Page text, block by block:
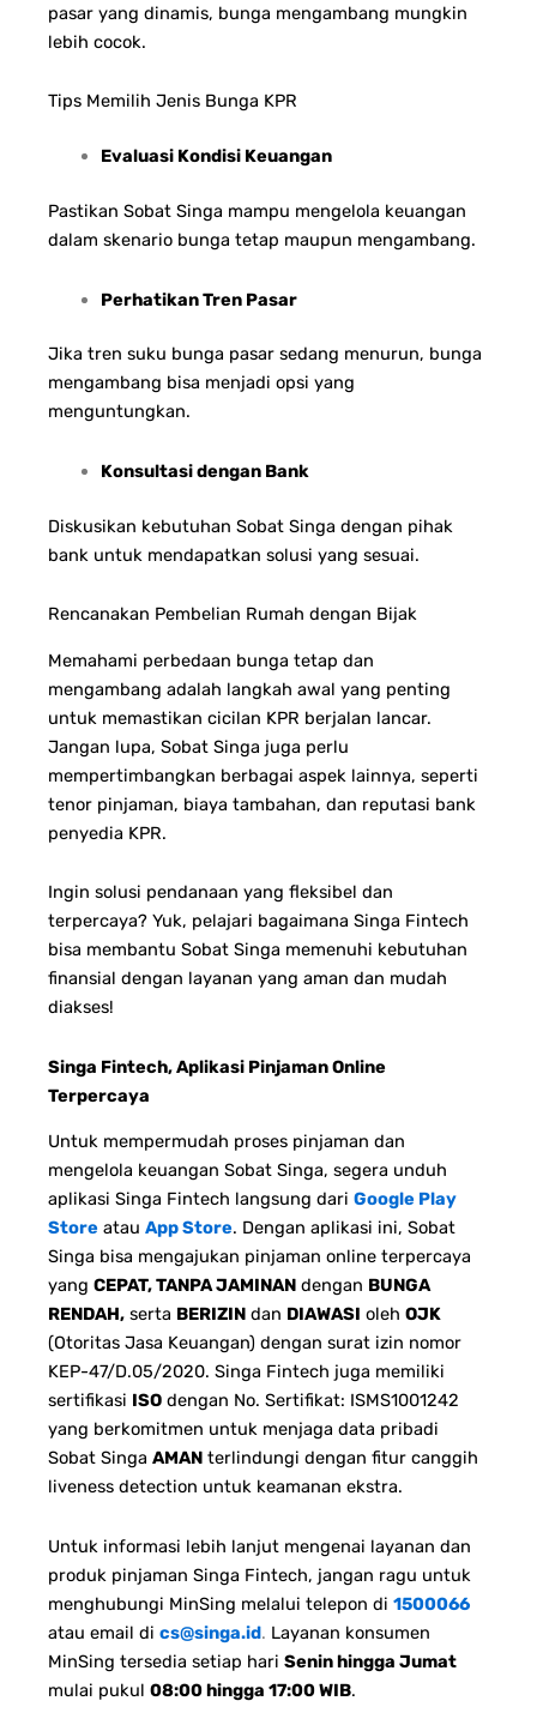
pasar yang dinamis, bunga mengambang mungkin
lebih cocok.
Tips Memilih Jenis Bunga KPR
Evaluasi Kondisi Keuangan
Pastikan Sobat Singa mampu mengelola keuangan
dalam skenario bunga tetap maupun mengambang.
Perhatikan Tren Pasar
Jika tren suku bunga pasar sedang menurun, bunga
mengambang bisa menjadi opsi yang
menguntungkan.
Konsultasi dengan Bank
Diskusikan kebutuhan Sobat Singa dengan pihak
bank untuk mendapatkan solusi yang sesuai.
Rencanakan Pembelian Rumah dengan Bijak
Memahami perbedaan bunga tetap dan
mengambang adalah langkah awal yang penting
untuk memastikan cicilan KPR berjalan lancar.
Jangan lupa, Sobat Singa juga perlu
mempertimbangkan berbagai aspek lainnya, seperti
tenor pinjaman, biaya tambahan, dan reputasi bank
penyedia KPR.
Ingin solusi pendanaan yang fleksibel dan
terpercaya? Yuk, pelajari bagaimana Singa Fintech
bisa membantu Sobat Singa memenuhi kebutuhan
finansial dengan layanan yang aman dan mudah
diakses!
Singa Fintech, Aplikasi Pinjaman Online
Terpercaya
Untuk mempermudah proses pinjaman dan
mengelola keuangan Sobat Singa, segera unduh
aplikasi Singa Fintech langsung dari Google Play
Store atau App Store. Dengan aplikasi ini, Sobat
Singa bisa mengajukan pinjaman online terpercaya
yang CEPAT, TANPA JAMINAN dengan BUNGA
RENDAH, serta BERIZIN dan DIAWASI oleh OJK
(Otoritas Jasa Keuangan) dengan surat izin nomor
KEP-47/D.05/2020. Singa Fintech juga memiliki
sertifikasi ISO dengan No. Sertifikat: ISMS1001242
yang berkomitmen untuk menjaga data pribadi
Sobat Singa AMAN terlindungi dengan fitur canggih
liveness detection untuk keamanan ekstra.
Untuk informasi lebih lanjut mengenai layanan dan
produk pinjaman Singa Fintech, jangan ragu untuk
menghubungi MinSing melalui telepon di 1500066
atau email di cs@singa.id. Layanan konsumen
MinSing tersedia setiap hari Senin hingga Jumat
mulai pukul 08:00 hingga 17:00 WIB.